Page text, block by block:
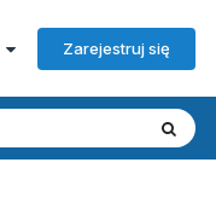
Zarejestruj się